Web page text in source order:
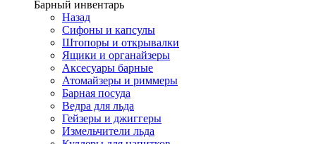
Барный инвентарь
Назад
Сифоны и капсулы
Штопоры и открывалки
Ящики и органайзеры
Аксесуары барные
Атомайзеры и риммеры
Барная посуда
Ведра для льда
Гейзеры и джиггеры
Измельчители льда